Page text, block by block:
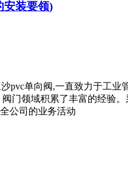
安装要领)
pvc单向阀,一直致力于工
门领域积累了丰富的经验
公司的业务活动